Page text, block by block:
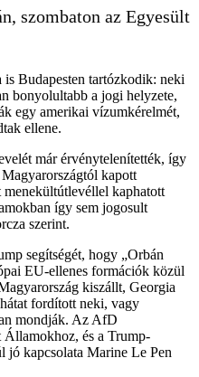
szombaton az Egyesült
Budapesten tartózkodik: neki
bonyolultabb a jogi helyzete,
egy amerikai vízumkérelmét,
ellene.
már érvénytelenítették, így
kapott
kaphatott
így sem jogosult
szerint.
segítségét, hogy „Orbán
EU-ellenes formációk közül
kiszállt, Georgia
fordított neki, vagy
mondják. Az AfD
Államokhoz, és a Trump-
jó kapcsolata Marine Le Pen